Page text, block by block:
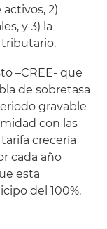
2)
y 3) la
–CREE- que
de sobretasa
gravable
con las
crecería
cada año
esta
del 100%.